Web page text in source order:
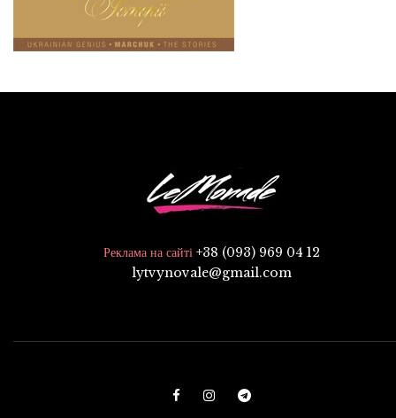
Реклама на сайті +38 (093) 969 04 12
lytvynovale@gmail.com